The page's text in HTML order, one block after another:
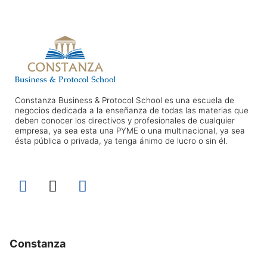
Constanza Business & Protocol School es una escuela de
negocios dedicada a la enseñanza de todas las materias que
deben conocer los directivos y profesionales de cualquier
empresa, ya sea esta una PYME o una multinacional, ya sea
ésta pública o privada, ya tenga ánimo de lucro o sin él.
Constanza